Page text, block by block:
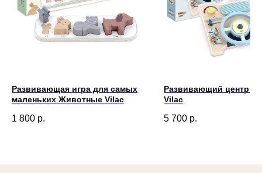
Развивающая игра для самых
маленьких Животные Vilac
1 800 р.
Развивающий центр
Vilac
5 700 р.